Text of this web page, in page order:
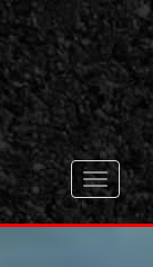
Toggle